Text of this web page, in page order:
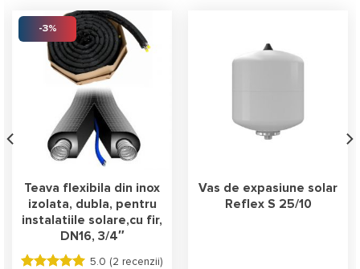
-3%
Teava flexibila din inox
izolata, dubla, pentru
instalatiile solare,cu fir,
DN16, 3/4″
5.0 (2 recenzii)
Vas de expasiune solar
Reflex S 25/10